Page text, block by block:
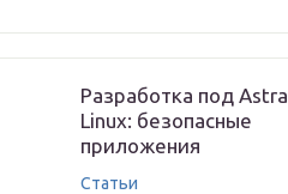
Разработка под Astra
Linux: безопасные
приложения
Статьи